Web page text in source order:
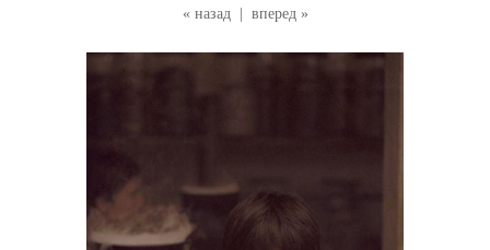
« назад
вперед »